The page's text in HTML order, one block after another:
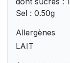
Sel : 0.50g
Allergènes
LAIT